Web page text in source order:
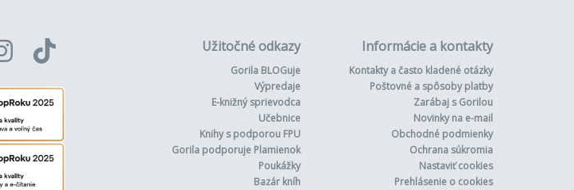
Užitočné odkazy
Gorila BLOGuje
Výpredaje
E-knižný sprievodca
Učebnice
Knihy s podporou FPU
Gorila podporuje Plamienok
Poukážky
Bazár kníh
Informácie a kontakty
Kontakty a často kladené otázky
Poštovné a spôsoby platby
Zarábaj s Gorilou
Novinky na e-mail
Obchodné podmienky
Ochrana súkromia
Nastaviť cookies
Prehlásenie o cookies